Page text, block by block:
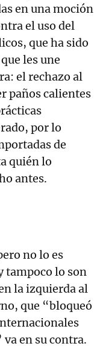
en una moción
el uso del
que ha sido
les une
el rechazo al
paños calientes
por lo
de
quién lo
antes.
no lo es
tampoco lo son
la izquierda al
que “bloqueó
en su contra.